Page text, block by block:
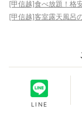
[甲信越]食べ放題！格
[甲信越]客室露天風呂
LINE